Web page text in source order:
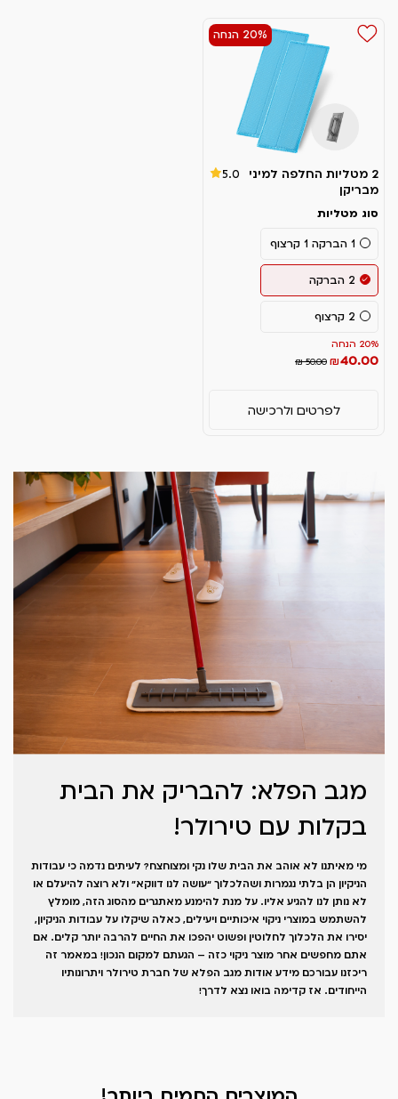
20% הנחה
2 מטליות החלפה למיני
מבריקן
5.0
סוג מטליות
1 הברקה 1 קרצוף
2 הברקה
2 קרצוף
20% הנחה
₪40.00
₪ 50.00
לפרטים ולרכישה
מגב הפלא: להבריק את הבית
בקלות עם טירולר!
מי מאיתנו לא אוהב את הבית שלו נקי ומצוחצח? לעיתים נדמה כי עבודות
הניקיון הן בלתי נגמרות ושהלכלוך “עושה לנו דווקא” ולא רוצה להיעלם או
לא נותן לנו להגיע אליו. על מנת להימנע מאתגרים מהסוג הזה, מומלץ
להשתמש במוצרי ניקוי איכותיים ויעילים, כאלה שיקלו על עבודות הניקיון,
יסירו את הלכלוך לחלוטין ופשוט יהפכו את החיים להרבה יותר קלים. אם
אתם מחפשים אחר מוצר ניקוי כזה – הגעתם למקום הנכון! במאמר זה
ריכזנו עבורכם מידע אודות מגב הפלא של חברת טירולר ויתרונותיו
הייחודים. אז קדימה בואו נצא לדרך!